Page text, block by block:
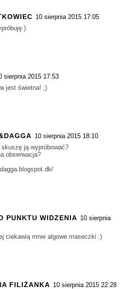
10 sierpnia 2015 17:05
sierpnia 2015 17:53
jest świetna! ;)
10 sierpnia 2015 18:10
ją wypróbować?
obserwacja?
PUNKTU WIDZENIA 10 sierpnia
ciekawią mnie algowe maseczki :)
FILIŻANKA 10 sierpnia 2015 22:28